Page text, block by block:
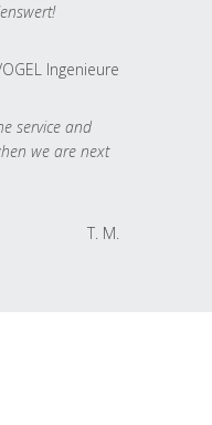
Ingenieure
service and
we are next
T. M.